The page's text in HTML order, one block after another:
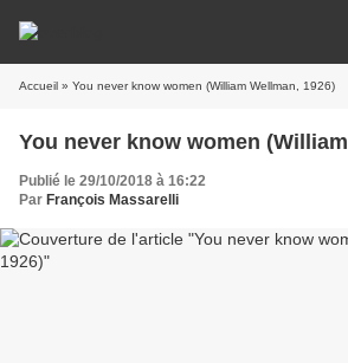
Accueil » You never know women (William Wellman, 1926)
You never know women
Publié le 29/10/2018 à 16:22
Par François Massarelli